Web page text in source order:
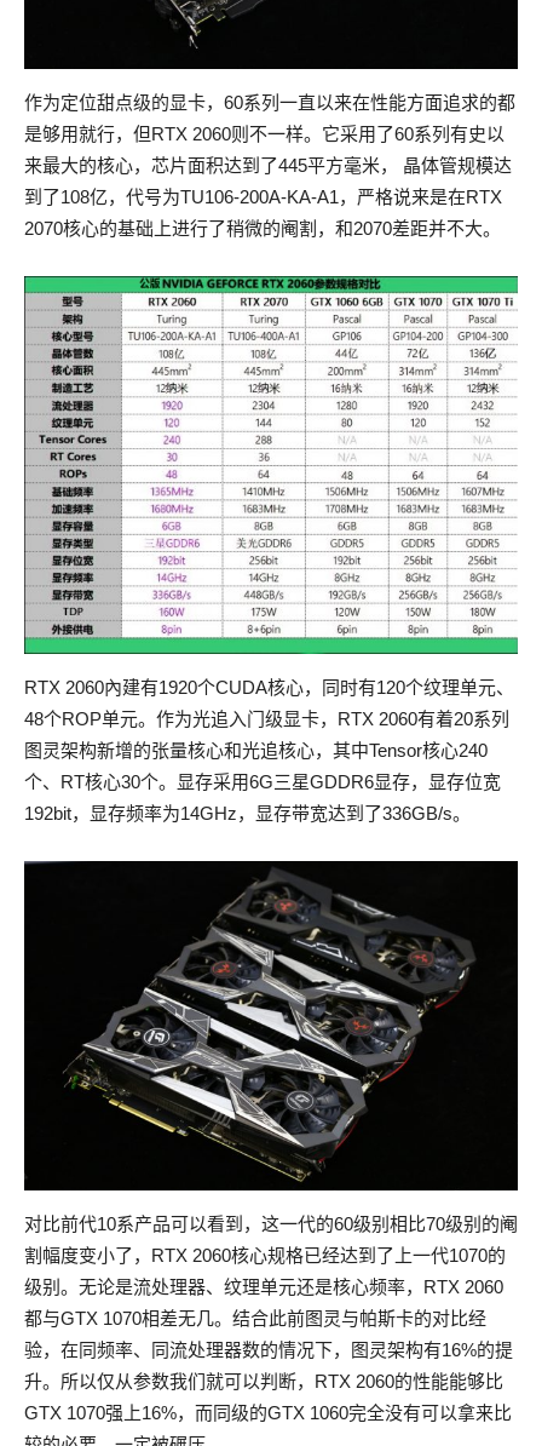
作为定位甜点级的显卡，60系列一直以来在性能方面追求的都
是够用就行，但RTX 2060则不一样。它采用了60系列有史以
来最大的核心，芯片面积达到了445平方毫米， 晶体管规模达
到了108亿，代号为TU106-200A-KA-A1，严格说来是在RTX
2070核心的基础上进行了稍微的阉割，和2070差距并不大。
RTX 2060內建有1920个CUDA核心，同时有120个纹理单元、
48个ROP单元。作为光追入门级显卡，RTX 2060有着20系列
图灵架构新增的张量核心和光追核心，其中Tensor核心240
个、RT核心30个。显存采用6G三星GDDR6显存，显存位宽
192bit，显存频率为14GHz，显存带宽达到了336GB/s。
对比前代10系产品可以看到，这一代的60级别相比70级别的阉
割幅度变小了，RTX 2060核心规格已经达到了上一代1070的
级别。无论是流处理器、纹理单元还是核心频率，RTX 2060
都与GTX 1070相差无几。结合此前图灵与帕斯卡的对比经
验，在同频率、同流处理器数的情况下，图灵架构有16%的提
升。所以仅从参数我们就可以判断，RTX 2060的性能能够比
GTX 1070强上16%，而同级的GTX 1060完全没有可以拿来比